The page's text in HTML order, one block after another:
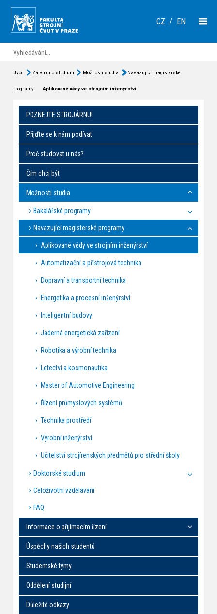
CZ / EN
Úvod Zájemci o studium Možnosti studia Navazující magisterské
programy Aplikované vědy ve strojním inženýrství
POZNEJTE STROJÁRNU!
Přijďte se k nám podívat
Proč studovat u nás?
Čím chci být
Možnosti studia
Bakalářské programy
Navazující magisterské programy
Aplikované vědy ve strojním inženýrství
Automatizační a přístrojová technika
Dopravní a transportní technika
Energetika a procesní inženýrství
Inteligentní budovy
Jaderná energetická zařízení
Robotika a výrobní technika
Letectví a kosmonautika
Master of Automotive Engineering
Řízení průmyslových systémů
Technika prostředí
Výrobní inženýrství
Učitelství strojírenských předmětů pro střední školy
Doktorské studium
Celoživotní vzdělávání
FAQ
Informace o přijímacím řízení
Úspěchy našich studentů
Studentské týmy
Oddělení studijní
Důležité odkazy